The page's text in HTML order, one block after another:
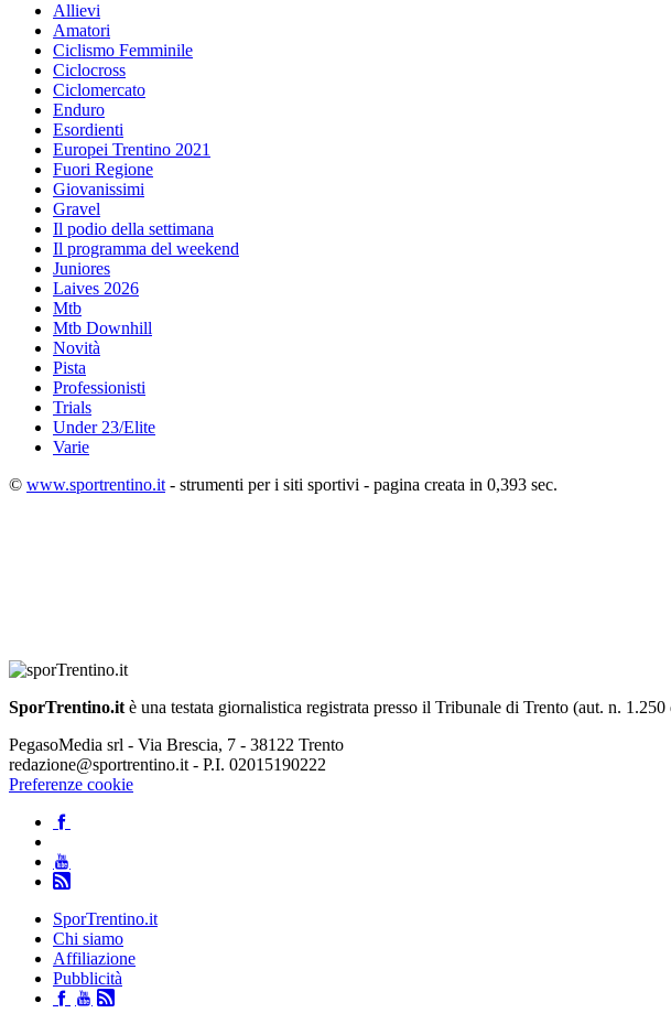
Allievi
Amatori
Ciclismo Femminile
Ciclocross
Ciclomercato
Enduro
Esordienti
Europei Trentino 2021
Fuori Regione
Giovanissimi
Gravel
Il podio della settimana
Il programma del weekend
Juniores
Laives 2026
Mtb
Mtb Downhill
Novità
Pista
Professionisti
Trials
Under 23/Elite
Varie
© www.sportrentino.it- strumenti per i siti sportivi - pagina creata in 0,393 sec.
SporTrentino.itè una testata giornalistica registrata presso il Tribunale di Trento (aut. n.
PegasoMedia srl - Via Brescia, 7 - 38122 Trento
redazione@sportrentino.it - P.I. 02015190222
Preferenze cookie
SporTrentino.it
Chi siamo
Affiliazione
Pubblicità